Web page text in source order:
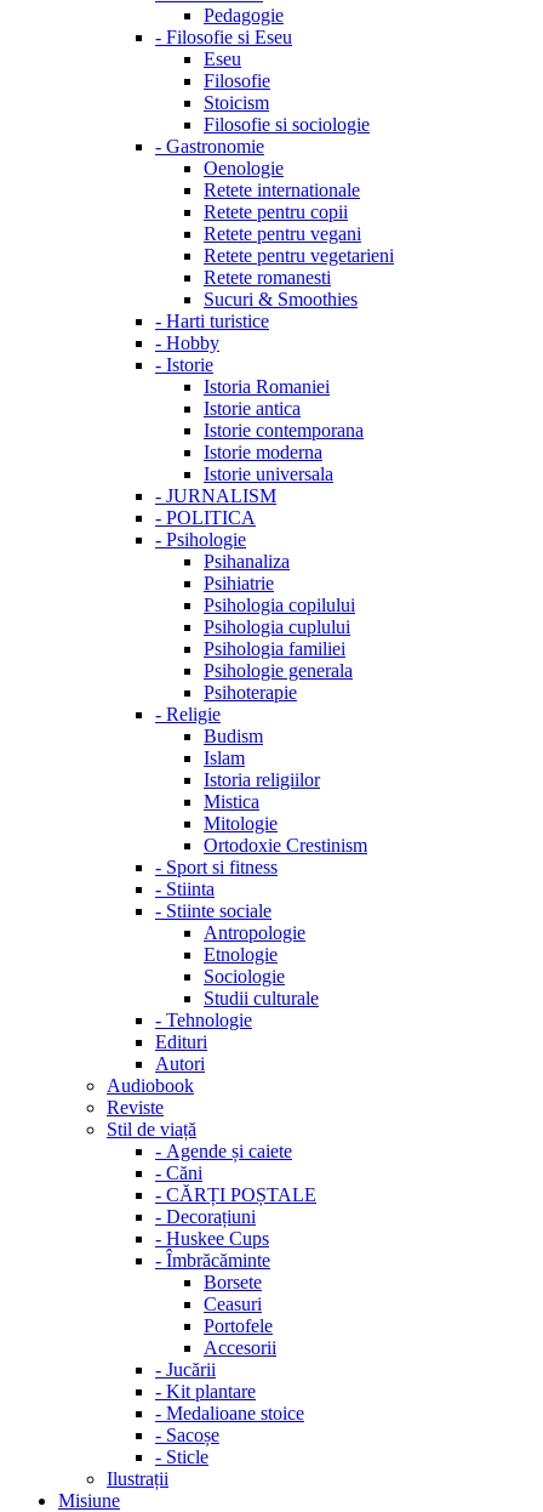
Pedagogie
- Filosofie si Eseu
Eseu
Filosofie
Stoicism
Filosofie si sociologie
- Gastronomie
Oenologie
Retete internationale
Retete pentru copii
Retete pentru vegani
Retete pentru vegetarieni
Retete romanesti
Sucuri & Smoothies
- Harti turistice
- Hobby
- Istorie
Istoria Romaniei
Istorie antica
Istorie contemporana
Istorie moderna
Istorie universala
- JURNALISM
- POLITICA
- Psihologie
Psihanaliza
Psihiatrie
Psihologia copilului
Psihologia cuplului
Psihologia familiei
Psihologie generala
Psihoterapie
- Religie
Budism
Islam
Istoria religiilor
Mistica
Mitologie
Ortodoxie Crestinism
- Sport si fitness
- Stiinta
- Stiinte sociale
Antropologie
Etnologie
Sociologie
Studii culturale
- Tehnologie
Edituri
Autori
Audiobook
Reviste
Stil de viață
- Agende și caiete
- Căni
- CĂRȚI POȘTALE
- Decorațiuni
- Huskee Cups
- Îmbrăcăminte
Borsete
Ceasuri
Portofele
Accesorii
- Jucării
- Kit plantare
- Medalioane stoice
- Sacoșe
- Sticle
Ilustrații
Misiune